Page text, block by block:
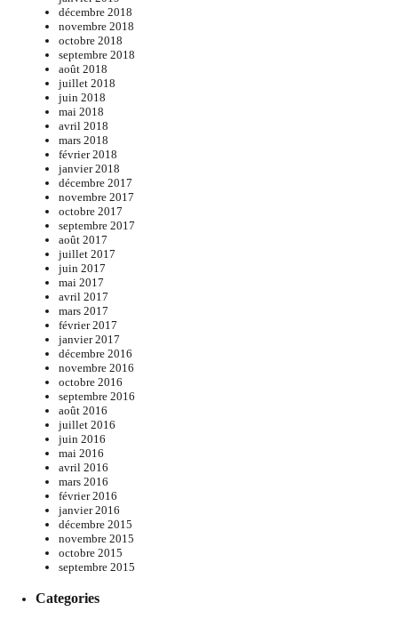
décembre 2018
novembre 2018
octobre 2018
septembre 2018
août 2018
juillet 2018
juin 2018
mai 2018
avril 2018
mars 2018
février 2018
janvier 2018
décembre 2017
novembre 2017
octobre 2017
septembre 2017
août 2017
juillet 2017
juin 2017
mai 2017
avril 2017
mars 2017
février 2017
janvier 2017
décembre 2016
novembre 2016
octobre 2016
septembre 2016
août 2016
juillet 2016
juin 2016
mai 2016
avril 2016
mars 2016
février 2016
janvier 2016
décembre 2015
novembre 2015
octobre 2015
septembre 2015
Categories